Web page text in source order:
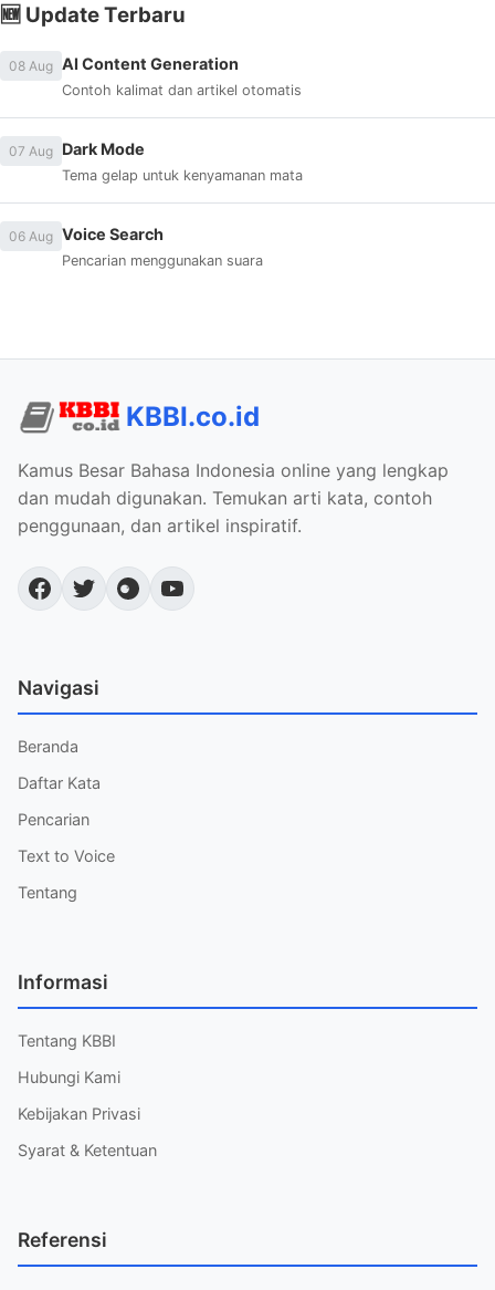
🆕 Update Terbaru
08 Aug AI Content Generation
Contoh kalimat dan artikel otomatis
07 Aug Dark Mode
Tema gelap untuk kenyamanan mata
06 Aug Voice Search
Pencarian menggunakan suara
KBBI.co.id
Kamus Besar Bahasa Indonesia online yang lengkap
dan mudah digunakan. Temukan arti kata, contoh
penggunaan, dan artikel inspiratif.
Navigasi
Beranda
Daftar Kata
Pencarian
Text to Voice
Tentang
Informasi
Tentang KBBI
Hubungi Kami
Kebijakan Privasi
Syarat & Ketentuan
Referensi